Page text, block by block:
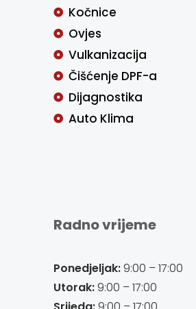
Kočnice
Ovjes
Vulkanizacija
Čišćenje DPF-a
Dijagnostika
Auto Klima
Radno vrijeme
Ponedjeljak:9:00 – 17:00
Utorak:9:00 – 17:00